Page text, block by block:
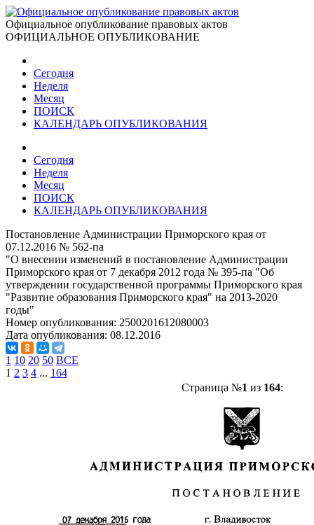
Официальное опубликование правовых актов
ОФИЦИАЛЬНОЕ ОПУБЛИКОВАНИЕ
Сегодня
Неделя
Месяц
ПОИСК
КАЛЕНДАРЬ ОПУБЛИКОВАНИЯ
Сегодня
Неделя
Месяц
ПОИСК
КАЛЕНДАРЬ ОПУБЛИКОВАНИЯ
Постановление Администрации Приморского края от
07.12.2016 № 562-па
"О внесении изменений в постановление Администрации
Приморского края от 7 декабря 2012 года № 395-па "Об
утверждении государственной программы Приморского края
"Развитие образования Приморского края" на 2013-2020
годы"
Номер опубликования: 2500201612080003
Дата опубликования: 08.12.2016
1 10 20 50 ВСЕ
1 2 3 4 ... 164
Страница №1 из 164: